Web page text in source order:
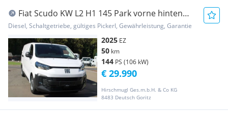
Fiat Scudo KW L2 H1 145 Park vorne hinten
10" Navi K... Transporter / Kastenwagen
Diesel, Schaltgetriebe, gültiges Pickerl, Gewährleistung, Garantie
2025 EZ
50 km
144 PS (106 kW)
Hirschmugl Ges.m.b.H. & Co KG
8483 Deutsch Goritz
€ 29.990